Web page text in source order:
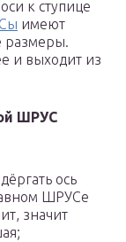
к ступице
имеют
размеры.
и выходит из
ШРУС
ось
ШРУСе
значит